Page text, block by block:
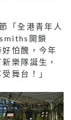
「全港青年人
開鎖
怕醜，今年
樂隊誕生，
舞台！」